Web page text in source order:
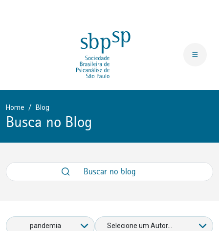
Home Blog
Busca no Blog